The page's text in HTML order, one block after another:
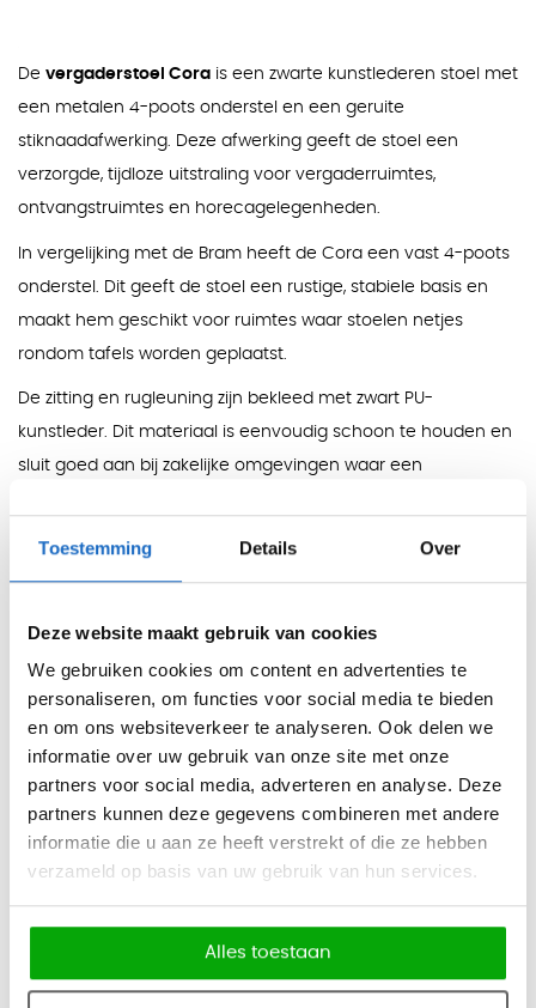
Toestemming Details Over
Deze website maakt gebruik van cookies
We gebruiken cookies om content en advertenties te
personaliseren, om functies voor social media te bieden
en om ons websiteverkeer te analyseren. Ook delen we
informatie over uw gebruik van onze site met onze
partners voor social media, adverteren en analyse. Deze
partners kunnen deze gegevens combineren met andere
informatie die u aan ze heeft verstrekt of die ze hebben
verzameld op basis van uw gebruik van hun services.
Alles toestaan
De vergaderstoel Cora is een zwarte kunstlederen stoel met
een metalen 4-poots onderstel en een geruite
stiknaadafwerking. Deze afwerking geeft de stoel een
verzorgde, tijdloze uitstraling voor vergaderruimtes,
ontvangstruimtes en horecagelegenheden.
In vergelijking met de Bram heeft de Cora een vast 4-poots
onderstel. Dit geeft de stoel een rustige, stabiele basis en
maakt hem geschikt voor ruimtes waar stoelen netjes
rondom tafels worden geplaatst.
De zitting en rugleuning zijn bekleed met zwart PU-
kunstleder. Dit materiaal is eenvoudig schoon te houden en
sluit goed aan bij zakelijke omgevingen waar een
Afmetingen
Breedte: 55 cm
Hoogte: 82 cm
Diepte: 62 cm
Zitdiepte: 44 cm
Zithoogte: 45 cm
Zwart metalen 4-poots onderstel met vloerdoppen